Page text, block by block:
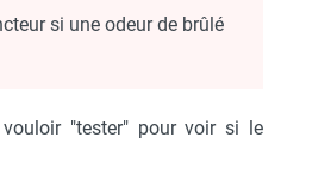
si une odeur de brûlé
"tester" pour voir si le